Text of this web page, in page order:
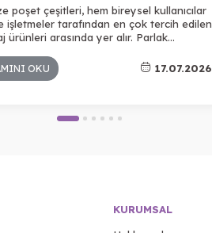
poşet çeşitleri, hem bireysel kullanıcılar
işletmeler tarafından en çok tercih edilen
ürünleri arasında yer alır. Parlak
hediyelik ürünlerden e-ticaret
kadar birçok farklı alanda
ile korumayı bir arada sunan ideal
OKU 17.07.2026
KURUMSAL